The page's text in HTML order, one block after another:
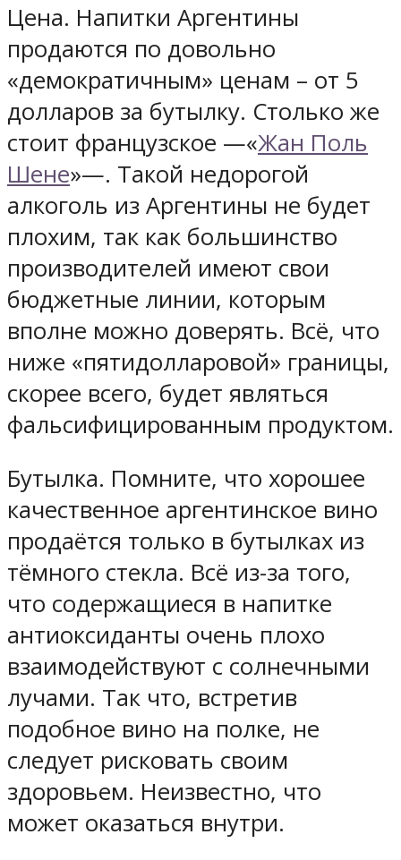
Цена. Напитки Аргентины
продаются по довольно
«демократичным» ценам – от 5
долларов за бутылку. Столько же
стоит французское —«Жан Поль
Шене»—. Такой недорогой
алкоголь из Аргентины не будет
плохим, так как большинство
производителей имеют свои
бюджетные линии, которым
вполне можно доверять. Всё, что
ниже «пятидолларовой» границы,
скорее всего, будет являться
фальсифицированным продуктом.
Бутылка. Помните, что хорошее
качественное аргентинское вино
продаётся только в бутылках из
тёмного стекла. Всё из-за того,
что содержащиеся в напитке
антиоксиданты очень плохо
взаимодействуют с солнечными
лучами. Так что, встретив
подобное вино на полке, не
следует рисковать своим
здоровьем. Неизвестно, что
может оказаться внутри.